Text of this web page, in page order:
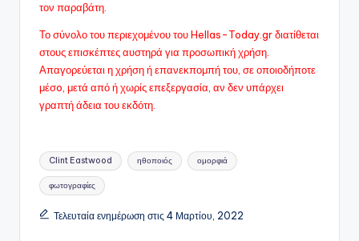
τον παραβάτη.
Το σύνολο του περιεχομένου του Hellas-Today.gr διατίθεται
στους επισκέπτες αυστηρά για προσωπική χρήση.
Απαγορεύεται η χρήση ή επανεκπομπή του, σε οποιοδήποτε
μέσo, μετά από ή χωρίς επεξεργασία, αν δεν υπάρχει
γραπτή άδεια του εκδότη.
Ετικέτες:
Clint Eastwood ηθοποιός ομορφιά
φωτογραφίες
Τελευταία ενημέρωση στις 4 Μαρτίου, 2022